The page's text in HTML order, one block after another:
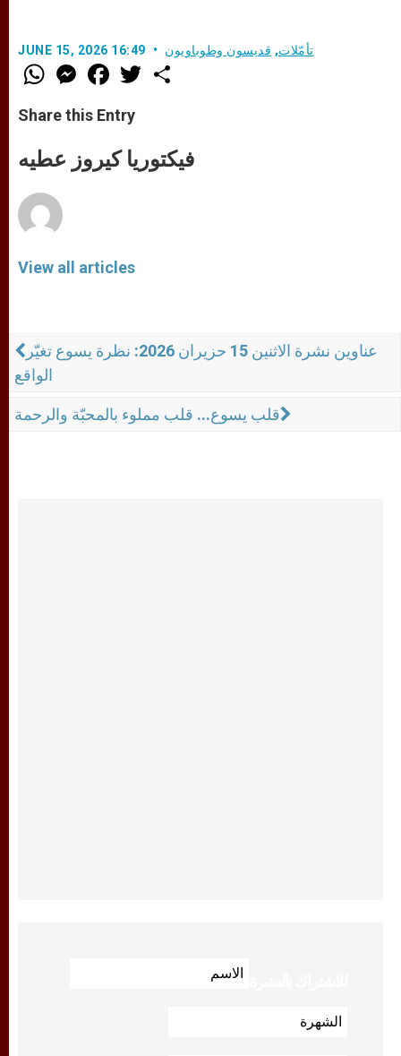
JUNE 15, 2026 16:49 تأمّلات, قديسون وطوباويون
W
h
t
s
p
p
M
e
s
e
e
F
a
e
b
o
k
w
Share this Entry
فيكتوريا كيروز عطيه
View all articles
عناوين نشرة الاثنين 15 حزيران 2026: نظرة يسوع تغيّر
الواقع
قلب يسوع... قلب مملوء بالمحبّة والرحمة